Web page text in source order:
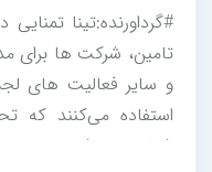
#گرداورنده:تینا
تامین، شرکت ها برای
و سایر فعالیت های
شناخته می‌شوند.